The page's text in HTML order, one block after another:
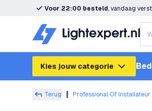
Voor 22:00 besteld, vandaag
Kies jouw categorie
Terug Professional Of Installateur